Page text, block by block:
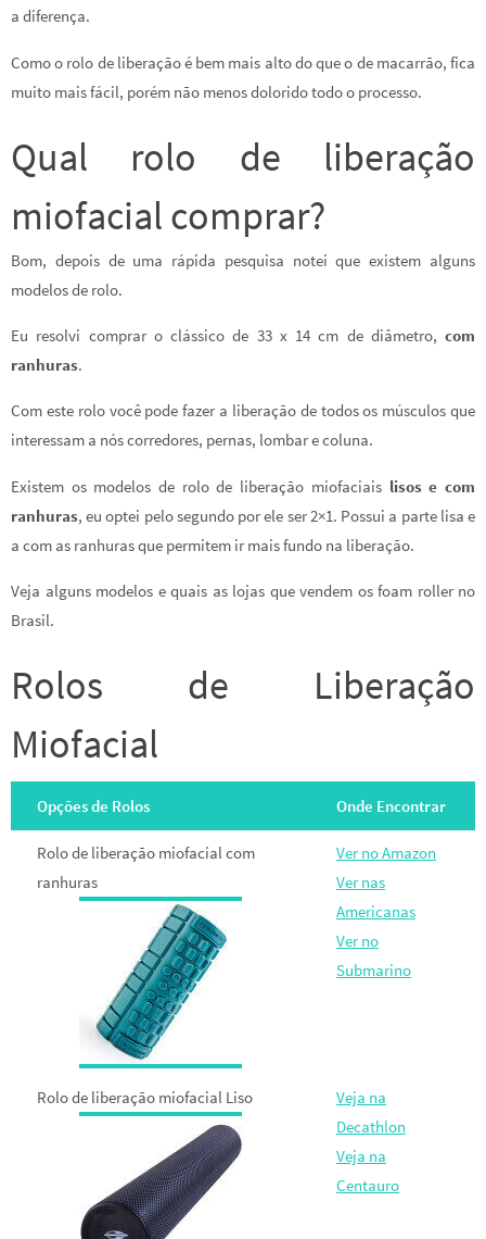
a diferença.
Como o rolo de liberação é bem mais alto do que o de macarrão, fica
muito mais fácil, porém não menos dolorido todo o processo.
Qual rolo de liberação
miofacial comprar?
Bom, depois de uma rápida pesquisa notei que existem alguns
modelos de rolo.
Eu resolvi comprar o clássico de 33 x 14 cm de diâmetro, com
ranhuras.
Com este rolo você pode fazer a liberação de todos os músculos que
interessam a nós corredores, pernas, lombar e coluna.
Existem os modelos de rolo de liberação miofaciais lisos e com
ranhuras, eu optei pelo segundo por ele ser 2×1. Possui a parte lisa e
a com as ranhuras que permitem ir mais fundo na liberação.
Veja alguns modelos e quais as lojas que vendem os foam roller no
Brasil.
Rolos de Liberação
Miofacial
Opções de Rolos Onde Encontrar
Rolo de liberação miofacial com
ranhuras
Ver no Amazon
Ver nas
Americanas
Ver no
Submarino
Rolo de liberação miofacial Liso
Veja na
Decathlon
Veja na
Centauro